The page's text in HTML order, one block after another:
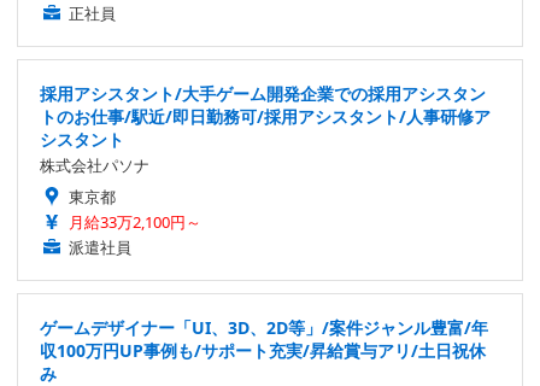
正社員
採用アシスタント/大手ゲーム開発企業での採用アシスタン
トのお仕事/駅近/即日勤務可/採用アシスタント/人事研修ア
シスタント
株式会社パソナ
東京都
月給33万2,100円～
派遣社員
ゲームデザイナー「UI、3D、2D等」/案件ジャンル豊富/年
収100万円UP事例も/サポート充実/昇給賞与アリ/土日祝休
み